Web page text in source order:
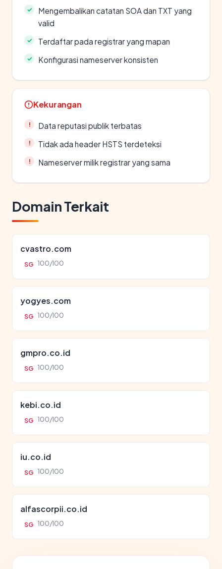
Mengembalikan catatan SOA dan TXT yang
valid
Terdaftar pada registrar yang mapan
Konfigurasi nameserver konsisten
Kekurangan
Data reputasi publik terbatas
Tidak ada header HSTS terdeteksi
Nameserver milik registrar yang sama
Domain Terkait
cvastro.com
SG 100/100
yogyes.com
SG 100/100
gmpro.co.id
SG 100/100
kebi.co.id
SG 100/100
iu.co.id
SG 100/100
alfascorpii.co.id
SG 100/100